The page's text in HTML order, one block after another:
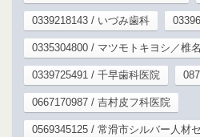
0339218143 / いづみ歯科
0335304800 / マツモトキヨシ／椎
0339725491 / 千早歯科医院
0667170987 / 吉村皮フ科医院
0569345125 / 常滑市シルバー人材